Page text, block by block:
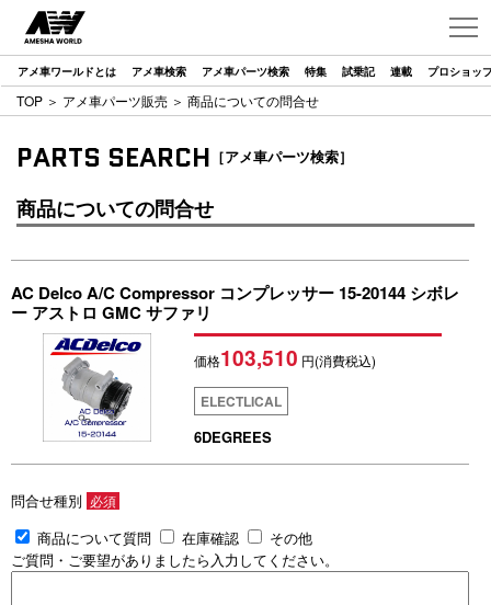
アメ車ワールドとは アメ車検索 アメ車パーツ検索 特集 試乗記 連載 プロショッ
TOP ＞ アメ車パーツ販売 ＞ 商品についての問合せ
PARTS SEARCH ［アメ車パーツ検索］
商品についての問合せ
AC Delco A/C Compressor コンプレッサー 15-20144 シボレ
ー アストロ GMC サファリ
価格103,510 円(消費税込)
ELECTLICAL
6DEGREES
問合せ種別 必須
商品について質問 在庫確認
その他
ご質問・ご要望がありましたら入力してください。